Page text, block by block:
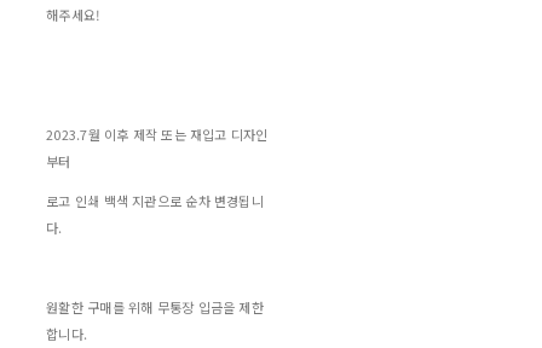
해주세요!
2023.7월 이후 제작 또는 재입고 디자인
부터
로고 인쇄 백색 지관으로 순차 변경됩니
다.
원활한 구매를 위해 무통장 입금을 제한
합니다.